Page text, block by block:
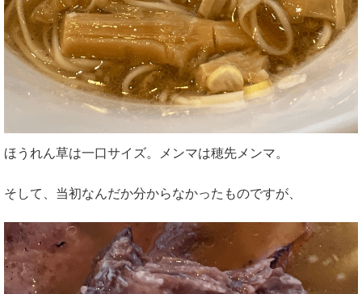
ほうれん草は一口サイズ。メンマは穂先メンマ。
そして、当初なんだか分からなかったものですが、